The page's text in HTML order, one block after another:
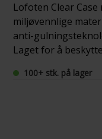
Lofoten Clear
miljøvennlige
anti-
Laget for å
100+ stk. på lager